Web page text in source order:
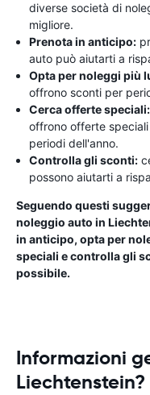
diverse società di
migliore.
Prenota in anticipo:
auto può aiutarti a
Opta per noleggi più
offrono sconti per
Cerca offerte speciali:
offrono offerte
periodi dell'anno.
Controlla gli sconti:
possono aiutarti a
Seguendo questi
noleggio auto in
in anticipo, opta per
speciali e controlla gli
possibile.
Informazioni
Liechtenstein?